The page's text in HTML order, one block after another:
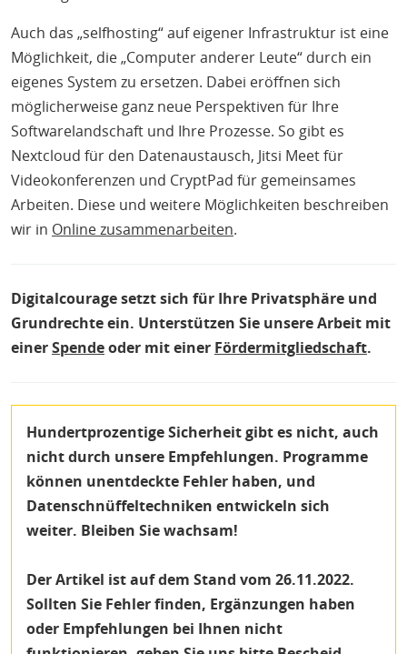
Auch das „selfhosting“ auf eigener Infrastruktur ist eine
Möglichkeit, die „Computer anderer Leute“ durch ein
eigenes System zu ersetzen. Dabei eröffnen sich
möglicherweise ganz neue Perspektiven für Ihre
Softwarelandschaft und Ihre Prozesse. So gibt es
Nextcloud für den Datenaustausch, Jitsi Meet für
Videokonferenzen und CryptPad für gemeinsames
Arbeiten. Diese und weitere Möglichkeiten beschreiben
wir in Online zusammenarbeiten.
Digitalcourage setzt sich für Ihre Privatsphäre und
Grundrechte ein. Unterstützen Sie unsere Arbeit mit
einerSpendeoder mit einer Fördermitgliedschaft.
Hundertprozentige Sicherheit gibt es nicht, auch
nicht durch unsere Empfehlungen. Programme
können unentdeckte Fehler haben, und
Datenschnüffeltechniken entwickeln sich
weiter. Bleiben Sie wachsam!
Der Artikel ist auf dem Stand vom 26.11.2022.
Sollten Sie Fehler finden, Ergänzungen haben
oder Empfehlungen bei Ihnen nicht